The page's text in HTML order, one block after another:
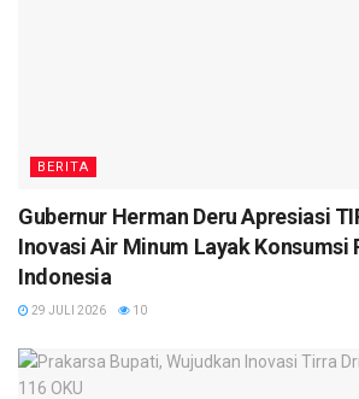
BERITA
Gubernur Herman Deru Apresiasi
Inovasi Air Minum Layak Konsumsi
Indonesia
29 JULI 2026 10